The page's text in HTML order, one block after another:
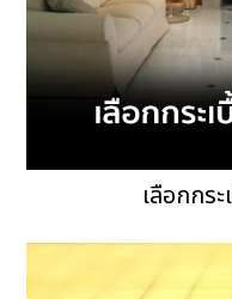
เลือกกร